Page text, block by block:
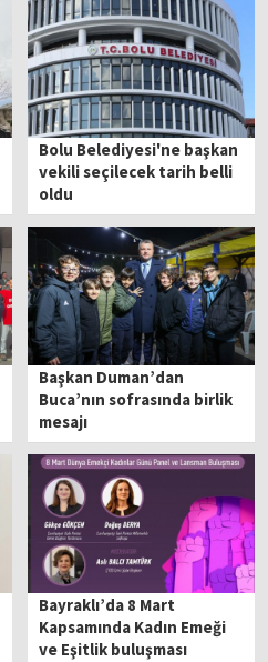
Bolu Belediyesi'ne başkan
vekili seçilecek tarih belli
oldu
Başkan Duman’dan
Buca’nın sofrasında birlik
mesajı
Bayraklı’da 8 Mart
Kapsamında Kadın Emeği
ve Eşitlik buluşması